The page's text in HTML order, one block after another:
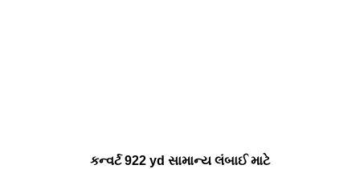
કન્વર્ટ 922 yd સામાન્ય લંબાઈ માટે